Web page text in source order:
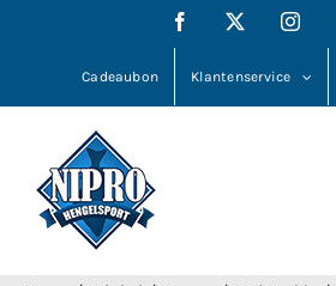
Facebook
Cadeaubon Klantenservice